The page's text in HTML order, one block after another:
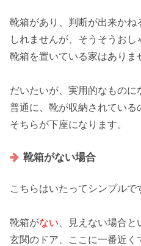
靴箱があり、判断が出来かね
しれませんが、そうそう おし
靴箱を置いている家はありま
だいたいが、 実用的なものに
普通に、靴が収納されている
そちらが下座になります。
靴箱がない場合
こちらはいたって シンプルで
靴箱がない、見えない場合と
玄関の ドア、ここに一番近く